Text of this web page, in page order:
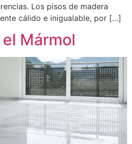
Los pisos de madera
cálido e inigualable, por […]
Mármol